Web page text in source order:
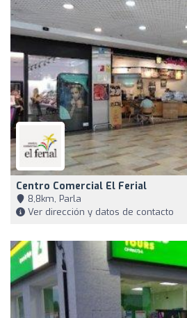
Centro Comercial El Ferial
8,8km, Parla
Ver dirección y datos de contacto